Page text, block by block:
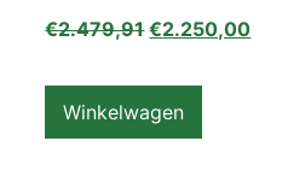
€2.479,91 €2.250,00
Winkelwagen